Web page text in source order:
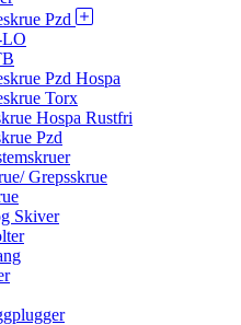
Pzd
Pzd Hospa
Torx
Hospa Rustfri
Pzd
Grepsskrue
Skiver